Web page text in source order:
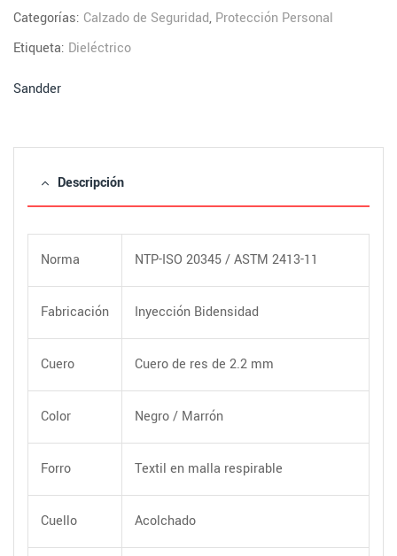
Categorías: Calzado de Seguridad, Protección Personal
Etiqueta: Dieléctrico
Sandder
Descripción
Norma NTP-ISO 20345 / ASTM 2413-11
Fabricación Inyección Bidensidad
Cuero Cuero de res de 2.2 mm
Color Negro / Marrón
Forro Textil en malla respirable
Cuello Acolchado